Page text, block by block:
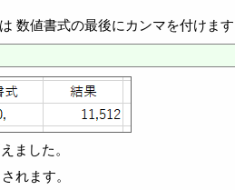
数値書式の最後にカンマを付けま
ました。
れます。